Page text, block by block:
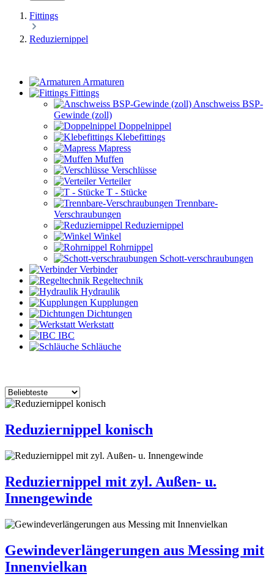
Fittings
Reduziernippel
Armaturen
Fittings
Anschweiss BSP-
Gewinde (zoll)
Doppelnippel
Klebefittings
Mapress
Muffen
Verschlüsse
Verteiler
T - Stücke
Trennbare-
Verschraubungen
Reduziernippel
Winkel
Rohrnippel
Schott-verschraubungen
Verbinder
Regeltechnik
Hydraulik
Kupplungen
Dichtungen
Werkstatt
IBC
Schläuche
Reduziernippel konisch
Reduziernippel mit zyl. Außen- u.
Innengewinde
Gewindeverlängerungen aus Messing mit
Innenvielkan